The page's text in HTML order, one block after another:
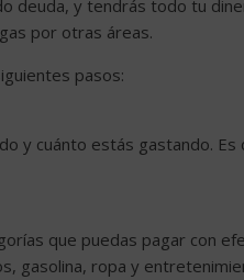
deuda, y tendrás todo tu
por otras áreas.
pasos:
y cuánto estás gastando. Es
que puedas pagar con
gasolina, ropa y